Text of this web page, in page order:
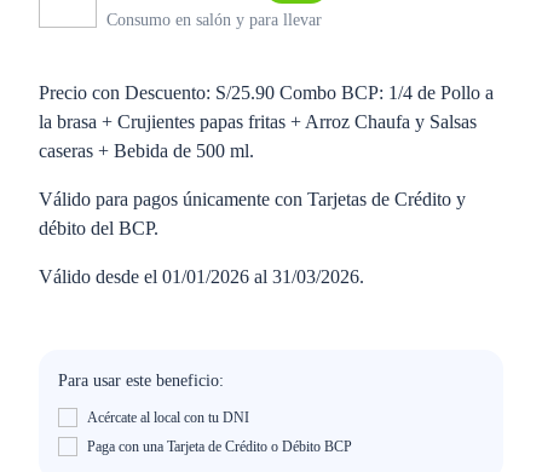
Consumo en salón y para llevar
Precio con Descuento: S/25.90 Combo BCP: 1/4 de Pollo a
la brasa + Crujientes papas fritas + Arroz Chaufa y Salsas
caseras + Bebida de 500 ml.
Válido para pagos únicamente con Tarjetas de Crédito y
débito del BCP.
Válido desde el 01/01/2026 al 31/03/2026.
Para usar este beneficio:
Acércate al local con tu DNI
Paga con una Tarjeta de Crédito o Débito BCP